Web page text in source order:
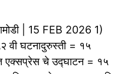
| 15 FEB 2026 1)
वी घटनादुरुस्ती = १५
एक्सप्रेस चे उद्घाटन = १५